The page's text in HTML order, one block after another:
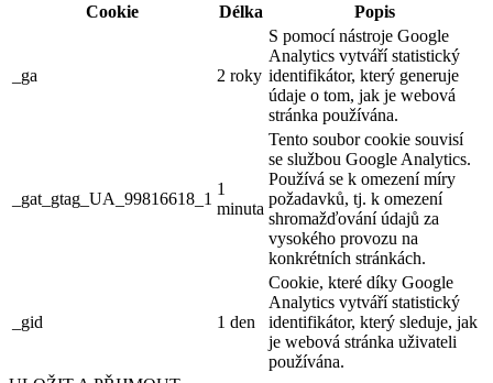
Cookie
Délka Popis
_ga 2 roky
S pomocí nástroje Google
Analytics vytváří statistický
identifikátor, který generuje
údaje o tom, jak je webová
stránka používána.
_gat_gtag_UA_99816618_1
1
minuta
Tento soubor cookie souvisí
se službou Google Analytics.
Používá se k omezení míry
požadavků, tj. k omezení
shromažďování údajů za
vysokého provozu na
konkrétních stránkách.
_gid 1 den
Cookie, které díky Google
Analytics vytváří statistický
identifikátor, který sleduje, jak
je webová stránka uživateli
používána.